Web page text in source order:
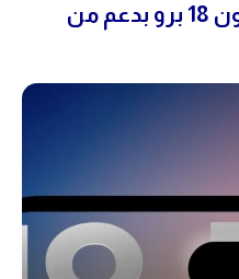
تسريبات جديدة حول آيفون 18 برو بدعم من